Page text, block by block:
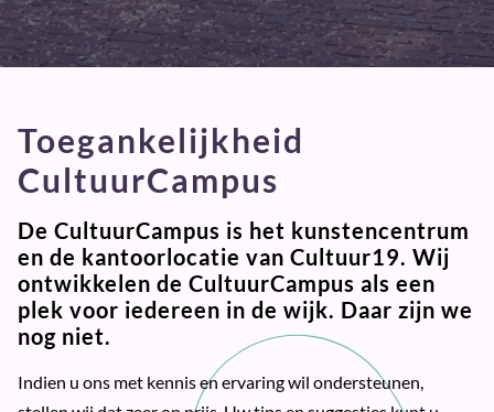
Toegankelijkheid
CultuurCampus
De CultuurCampus is het kunstencentrum
en de kantoorlocatie van Cultuur19. Wij
ontwikkelen de CultuurCampus als een
plek voor iedereen in de wijk. Daar zijn we
nog niet.
Indien u ons met kennis en ervaring wil ondersteunen,